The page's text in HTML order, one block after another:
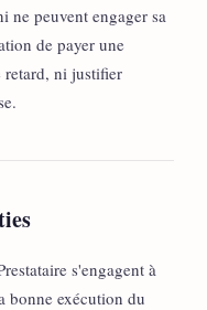
ne peuvent engager sa
de payer une
retard, ni justifier
s'engagent à
bonne exécution du